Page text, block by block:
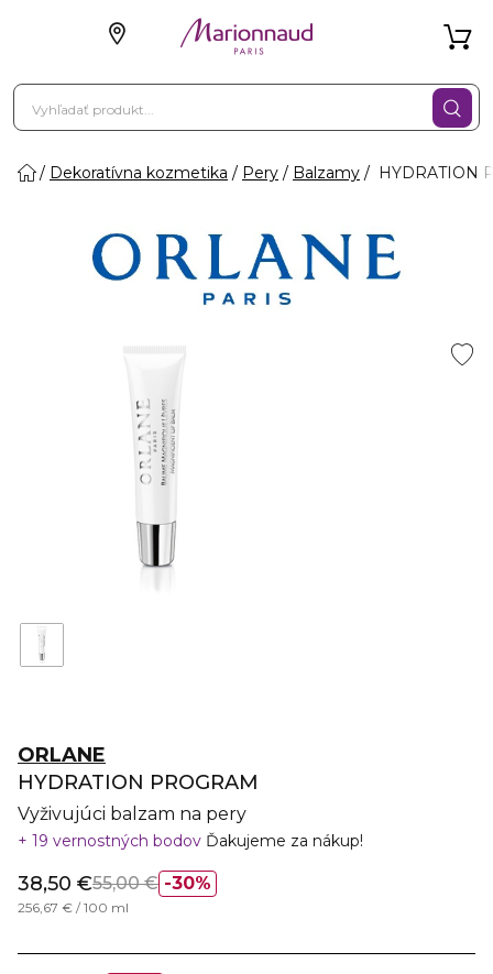
Dekoratívna kozmetika Pery Balzamy HYDRATION
ORLANE
HYDRATION PROGRAM
Vyživujúci balzam na pery
19 vernostných bodov Ďakujeme za nákup!
30%
38,50 €55,00 €
256,67 € / 100 ml